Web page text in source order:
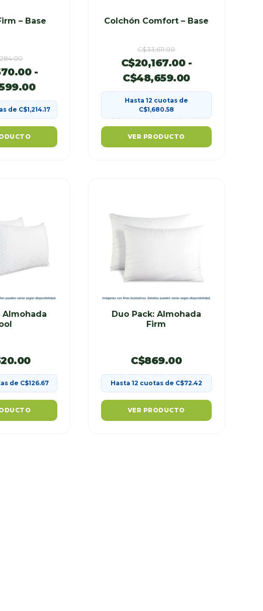
– Base
-
de C$1,214.17
Colchón Comfort – Base
C$33,611.00
C$20,167.00 -
C$48,659.00
Hasta 12 cuotas de
C$1,680.58
VER PRODUCTO
Almohada
de C$126.67
Duo Pack: Almohada
Firm
C$869.00
Hasta 12 cuotas de C$72.42
VER PRODUCTO